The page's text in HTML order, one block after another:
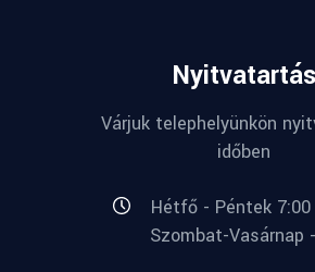
Nyitvatartás
Várjuk telephelyünkön
időben
Hétfő - Péntek 7:00
Szombat-Vasárnap